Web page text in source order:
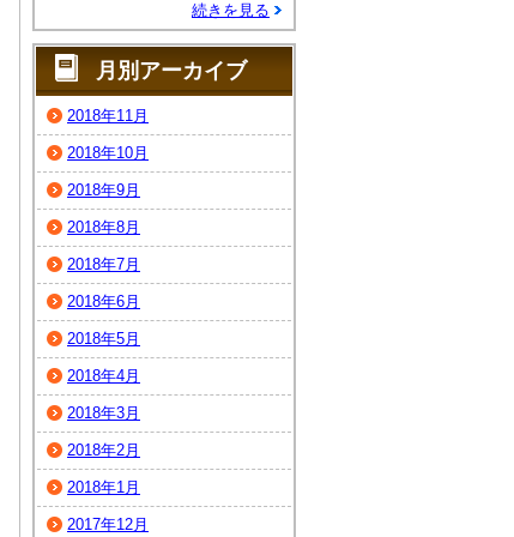
続きを見る
月別アーカイブ
2018年11月
2018年10月
2018年9月
2018年8月
2018年7月
2018年6月
2018年5月
2018年4月
2018年3月
2018年2月
2018年1月
2017年12月